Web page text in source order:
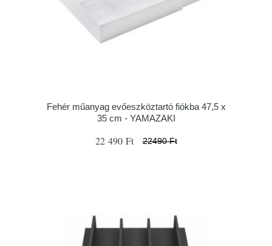
Fehér műanyag evőeszköztartó fiókba 47,5 x
35 cm - YAMAZAKI
22 490 Ft 22490 Ft